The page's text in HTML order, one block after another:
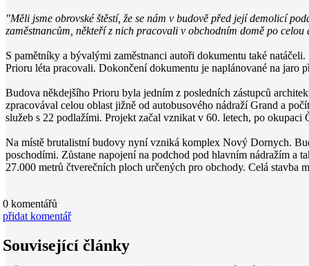
"Měli jsme obrovské štěstí, že se nám v budově před její demolicí
zaměstnancům, někteří z nich pracovali v obchodním domě po
S pamětníky a bývalými zaměstnanci autoři dokumentu také
Prioru léta pracovali. Dokončení dokumentu je naplánované na jaro
Budova někdejšího Prioru byla jedním z posledních zástupců
zpracovával celou oblast jižně od autobusového nádraží Grand a
služeb s 22 podlažími. Projekt začal vznikat v 60. letech, po
Na místě brutalistní budovy nyní vzniká komplex Nový Dornych.
poschodími. Zůstane napojení na podchod pod hlavním nádražím a
27.000 metrů čtverečních ploch určených pro obchody. Celá stavba
0 komentářů
přidat komentář
Související články